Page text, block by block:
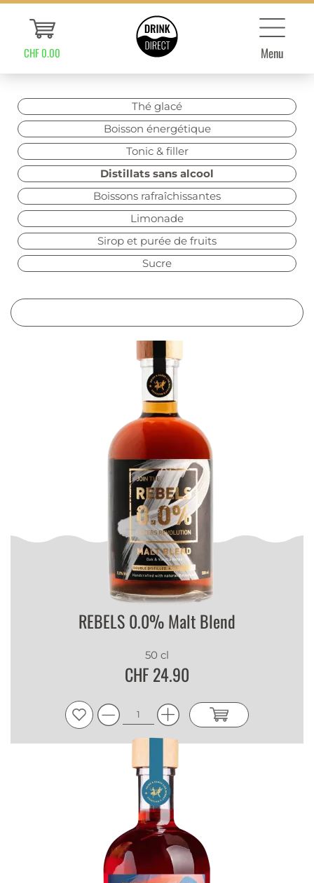
CHF 0.00 Menu
Thé glacé
Boisson énergétique
Tonic & filler
Distillats sans alcool
Boissons rafraîchissantes
Limonade
Sirop et purée de fruits
Sucre
REBELS 0.0% Malt Blend
50 cl
CHF 24.90